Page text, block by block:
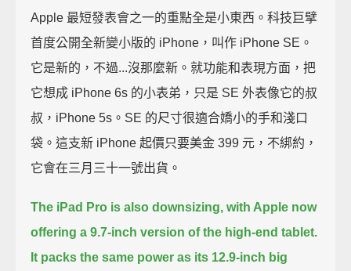
Apple 最短發表會之一的重點全是小東西。科技巨擘
首度公開全新變小版的 iPhone，叫作 iPhone SE。
它是新的，不過...沒那麼新。就功能和表現方面，把
它想成 iPhone 6s 的小表弟，只是 SE 外表像它的叔
叔，iPhone 5s。SE 的尺寸很適合嬌小的手和淺口
袋。這支新 iPhone 起價只要美金 399 元，不綁約，
它會在三月三十一號出貨。
The iPad Pro is also downsizing, with Apple now
offering a 9.7-inch version of the high-end tablet.
It packs the same power as its 12.9-inch big